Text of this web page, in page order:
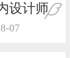
设计师
07